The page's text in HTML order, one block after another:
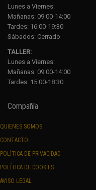
Lunes a Viernes:
Mañanas: 09:00-14:00
Tardes: 16:00-19:30
Sábados: Cerrado
TALLER:
Lunes a Viernes:
Mañanas: 09:00-14:00
Tardes: 15:00-18:30
Compañía
QUIENES SOMOS
CONTACTO
POLÍTICA DE PRIVACIDAD
POLÍTICA DE COOKIES
AVISO LEGAL